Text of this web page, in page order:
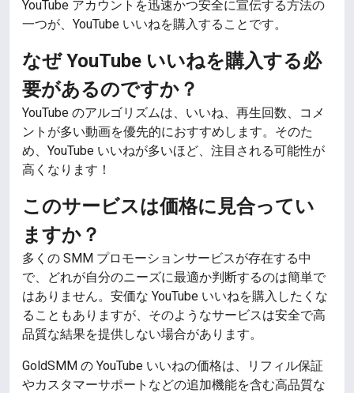
YouTube アカウントを迅速かつ安全に宣伝する方法の
一つが、YouTube いいねを購入することです。
なぜ YouTube いいねを購入する必
要があるのですか？
YouTube のアルゴリズムは、いいね、再生回数、コメ
ントが多い動画を優先的におすすめします。そのた
め、YouTube いいねが多いほど、注目される可能性が
高くなります！
このサービスは価格に見合ってい
ますか？
多くの SMM プロモーションサービスが存在する中
で、どれが自分のニーズに最適か判断するのは簡単で
はありません。安価な YouTube いいねを購入したくな
ることもありますが、そのようなサービスは安全で高
品質な結果を提供しない場合があります。
GoldSMM の YouTube いいねの価格は、リフィル保証
やカスタマーサポートなどの追加機能を含む高品質な